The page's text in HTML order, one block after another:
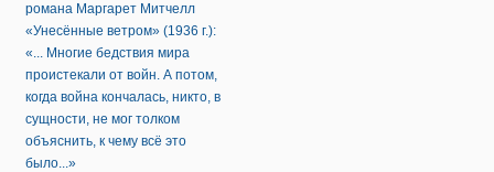
романа Маргарет Митчелл
«Унесённые ветром» (1936 г.):
«... Многие бедствия мира
проистекали от войн. А потом,
когда война кончалась, никто, в
сущности, не мог толком
объяснить, к чему всё это
было...»